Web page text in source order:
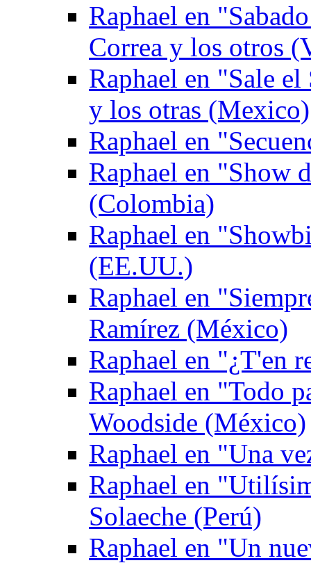
Raphael en
Correa y los otros
Raphael en "Sale
y los otras (Mexico)
Raphael en
Raphael en "Show
(Colombia)
Raphael en
(EE.UU.)
Raphael en
Ramírez (México)
Raphael en "¿T'en
Raphael en "Todo
Woodside (México)
Raphael en "Una
Raphael en
Solaeche (Perú)
Raphael en "Un